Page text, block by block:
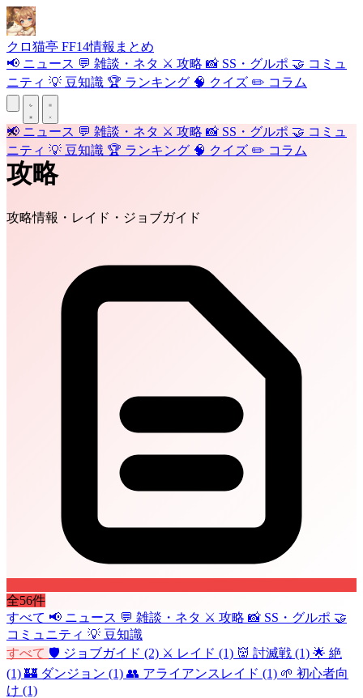
クロ猫亭 FF14情報まとめ
📢 ニュース 💬 雑談・ネタ ⚔️ 攻略 📸 SS・グルポ 🤝 コミュ
ニティ 💡 豆知識 🏆 ランキング 🧠 クイズ ✏️ コラム
📢 ニュース 💬 雑談・ネタ ⚔️ 攻略 📸 SS・グルポ 🤝 コミュ
ニティ 💡 豆知識 🏆 ランキング 🧠 クイズ ✏️ コラム
⚔️
攻略
攻略情報・レイド・ジョブガイド
全56件
すべて 📢 ニュース 💬 雑談・ネタ ⚔️ 攻略 📸 SS・グルポ 🤝
コミュニティ 💡 豆知識
すべて 🛡️ ジョブガイド (2) ⚔️ レイド (1) 👹 討滅戦 (1) 🌟 絶
(1) 🏰 ダンジョン (1) 👥 アライアンスレイド (1) 🌱 初心者向
け (1)